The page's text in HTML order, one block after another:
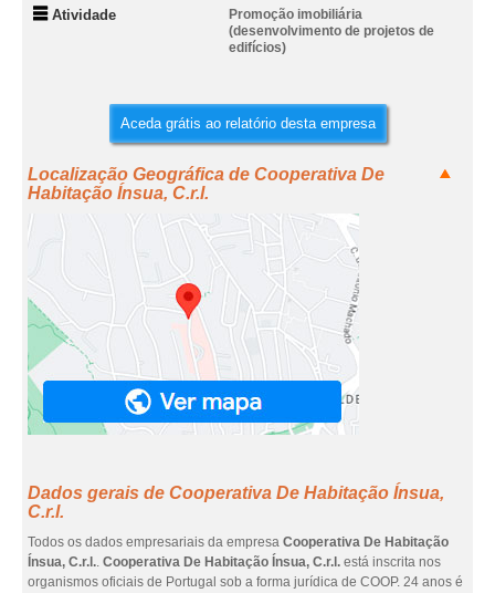
Atividade
Promoção imobiliária
(desenvolvimento de projetos de
edifícios)
Aceda grátis ao relatório desta empresa
Localização Geográfica de Cooperativa De
Habitação Ínsua, C.r.l.
Dados gerais de Cooperativa De Habitação Ínsua,
C.r.l.
Todos os dados empresariais da empresa Cooperativa De Habitação
Ínsua, C.r.l.. Cooperativa De Habitação Ínsua, C.r.l. está inscrita nos
organismos oficiais de Portugal sob a forma jurídica de COOP. 24 anos é